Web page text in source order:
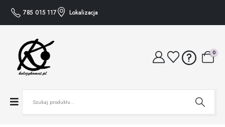
785 015 117 Lokalizacja
0